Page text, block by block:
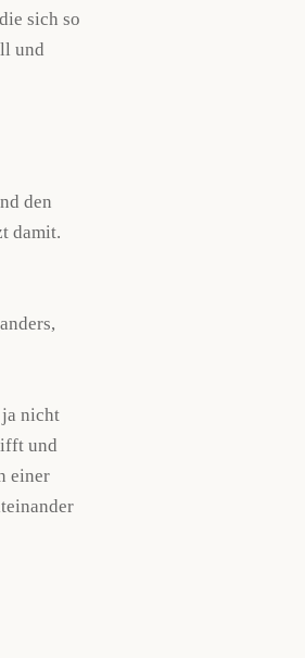
sich so
und
den
damit.
nicht
und
einer